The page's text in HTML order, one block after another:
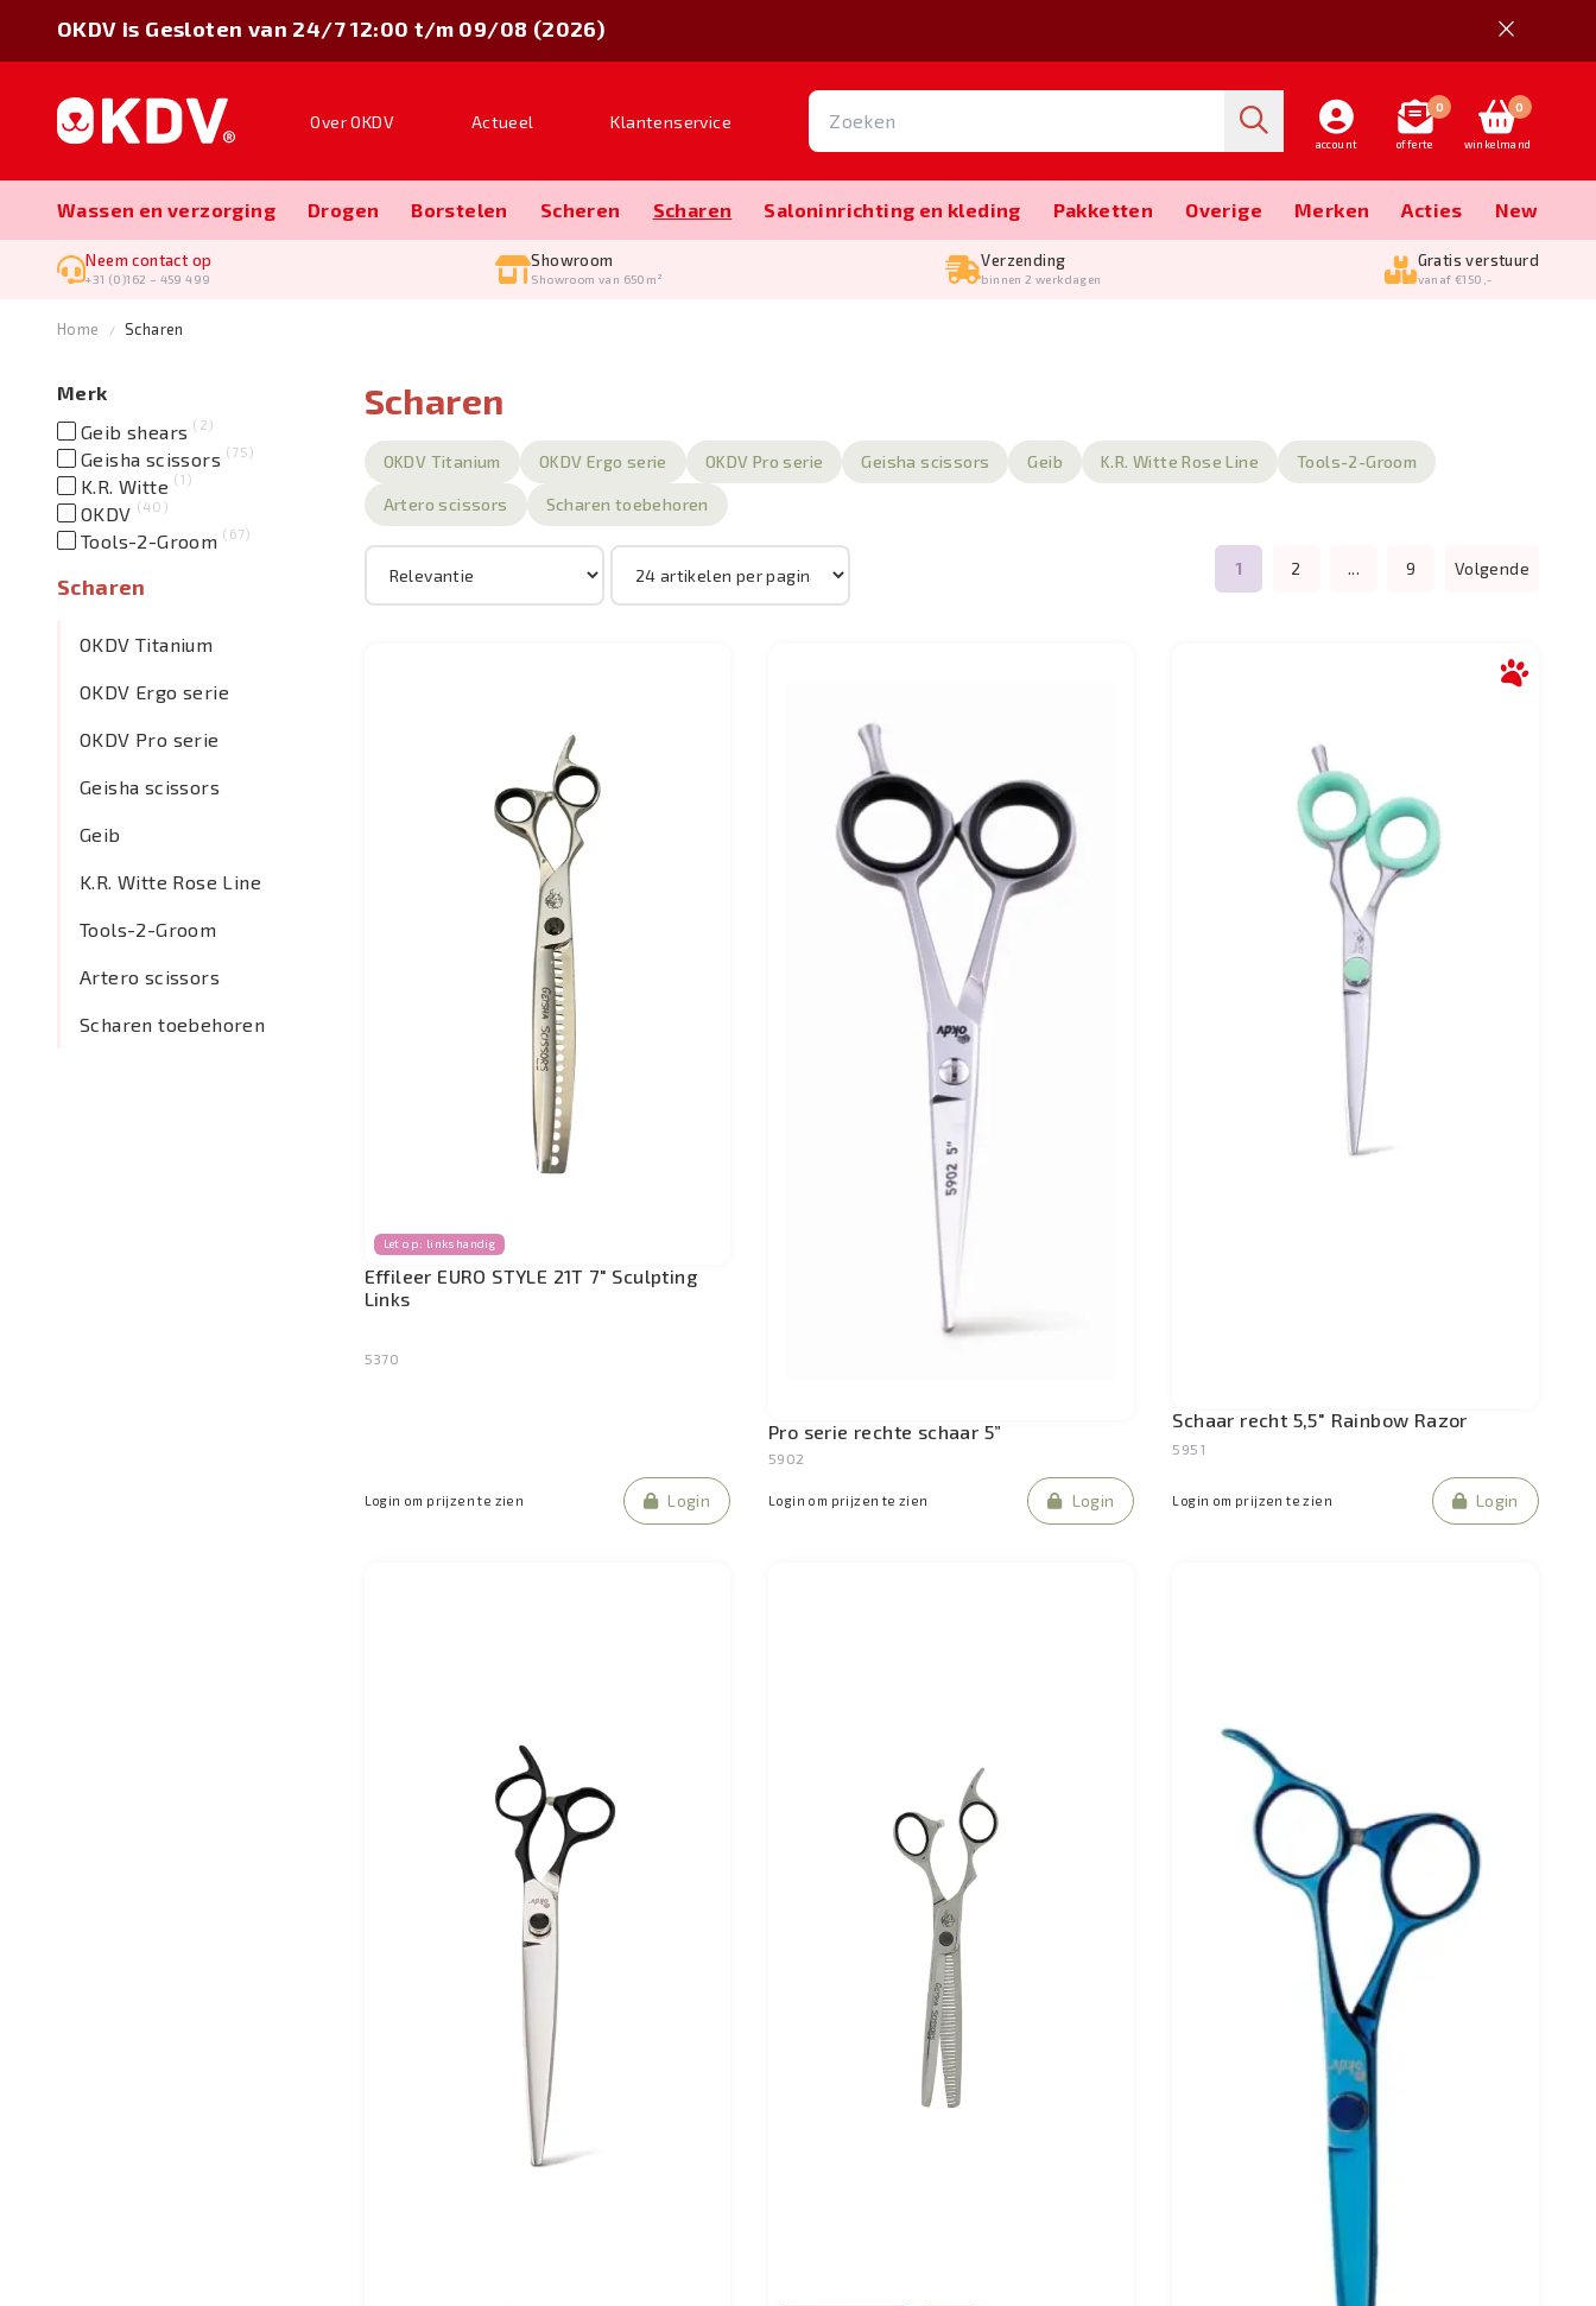
Over OKDV Actueel Klantenservice
account
0
offerte
0
winkelmand
Wassen en verzorging Drogen Borstelen Scheren Scharen Salon­inrichting en kleding Pakketten Overige Merken Acties New
Neem contact op
+31 (0)162 – 459 499
Showroom
Showroom van 650m²
Verzending
binnen 2 werkdagen
Gratis verstuurd
vanaf €150,-
OKDV is Gesloten van 24/7 12:00 t/m 09/08 (2026)
Home Scharen
Merk
Geib shears
2
Geisha scissors 75
K.R. Witte 1
OKDV 40
Tools-2-Groom 67
Scharen
OKDV Titanium
OKDV Ergo serie
OKDV Pro serie
Geisha scissors
Geib
K.R. Witte Rose Line
Tools-2-Groom
Artero scissors
Scharen toebehoren
Scharen
OKDV Titanium OKDV Ergo serie OKDV Pro serie Geisha scissors Geib K.R. Witte Rose Line Tools-2-Groom
Artero scissors Scharen toebehoren
1 2 ... 9 Volgende
Let op: linkshandig
Effileer EURO STYLE 21T 7" Sculpting
Links
5370
Login om prijzen te zien Login
Pro serie rechte schaar 5”
5902
Login om prijzen te zien Login
Schaar recht 5,5" Rainbow Razor
5951
Login om prijzen te zien Login